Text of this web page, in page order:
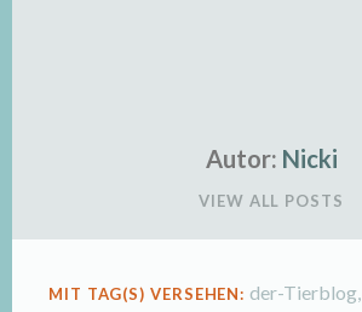
Autor: Nicki
VIEW ALL POSTS
MIT TAG(S) VERSEHEN: der-Tierblog,